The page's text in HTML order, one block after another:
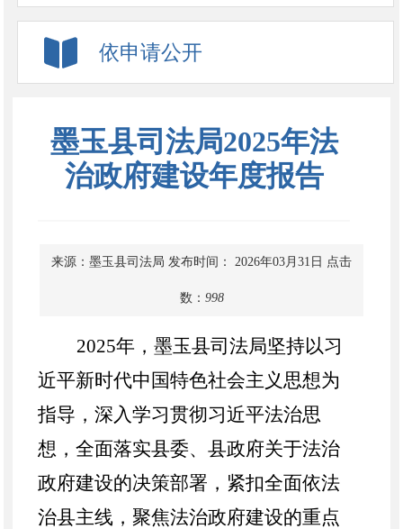
依申请公开
墨玉县司法局2025年法
治政府建设年度报告
来源：墨玉县司法局 发布时间： 2026年03月31日 点击
数： 998
2025年，墨玉县司法局坚持以习
近平新时代中国特色社会主义思想为
指导，深入学习贯彻习近平法治思
想，全面落实县委、县政府关于法治
政府建设的决策部署，紧扣全面依法
治县主线，聚焦法治政府建设的重点